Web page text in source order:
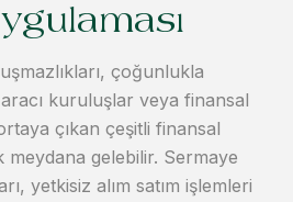
çoğunlukla
aracı kuruluşlar veya finansal
çıkan çeşitli finansal
meydana gelebilir. Sermaye
yetkisiz alım satım işlemleri